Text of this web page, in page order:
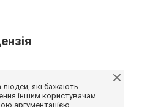
людей, які бажають
іншим користувачам
аргументацією